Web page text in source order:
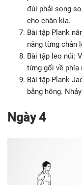
đùi phải song
cho chân kia.
Bài tập Plank
nâng từng chân
Bài tập leo núi:
từng gối về phía
Bài tập Plank
bằng hông.
Ngày 4